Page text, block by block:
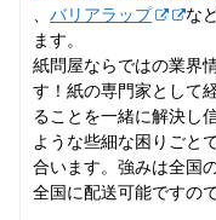
バリアラップ
な
ます。
紙問屋ならではの業界
す！紙の専門家として
ることを一緒に解決し
ような些細な困りごと
合います。強みは全国
全国に配送可能ですの